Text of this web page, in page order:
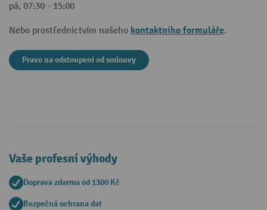
pá, 07:30 - 15:00
Nebo prostřednictvím našeho kontaktního formuláře.
Pravo na odstoupeni od smlouvy
Vaše profesní výhody
Doprava zdarma od 1300 Kč
Bezpečná ochrana dat